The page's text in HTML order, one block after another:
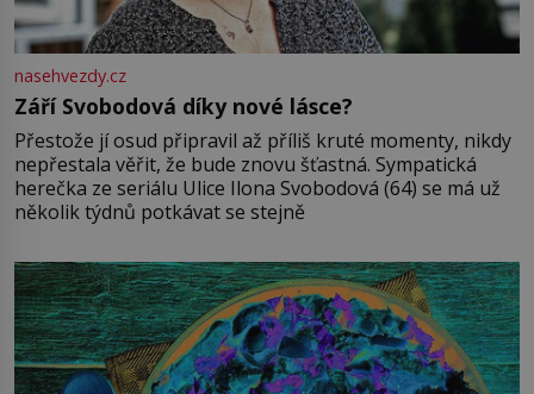
nasehvezdy.cz
Září Svobodová díky nové lásce?
Přestože jí osud připravil až příliš kruté momenty, nikdy
nepřestala věřit, že bude znovu šťastná. Sympatická
herečka ze seriálu Ulice Ilona Svobodová (64) se má už
několik týdnů potkávat se stejně